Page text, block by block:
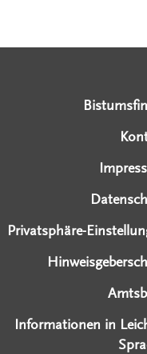
Privatsphäre-
Informationen in